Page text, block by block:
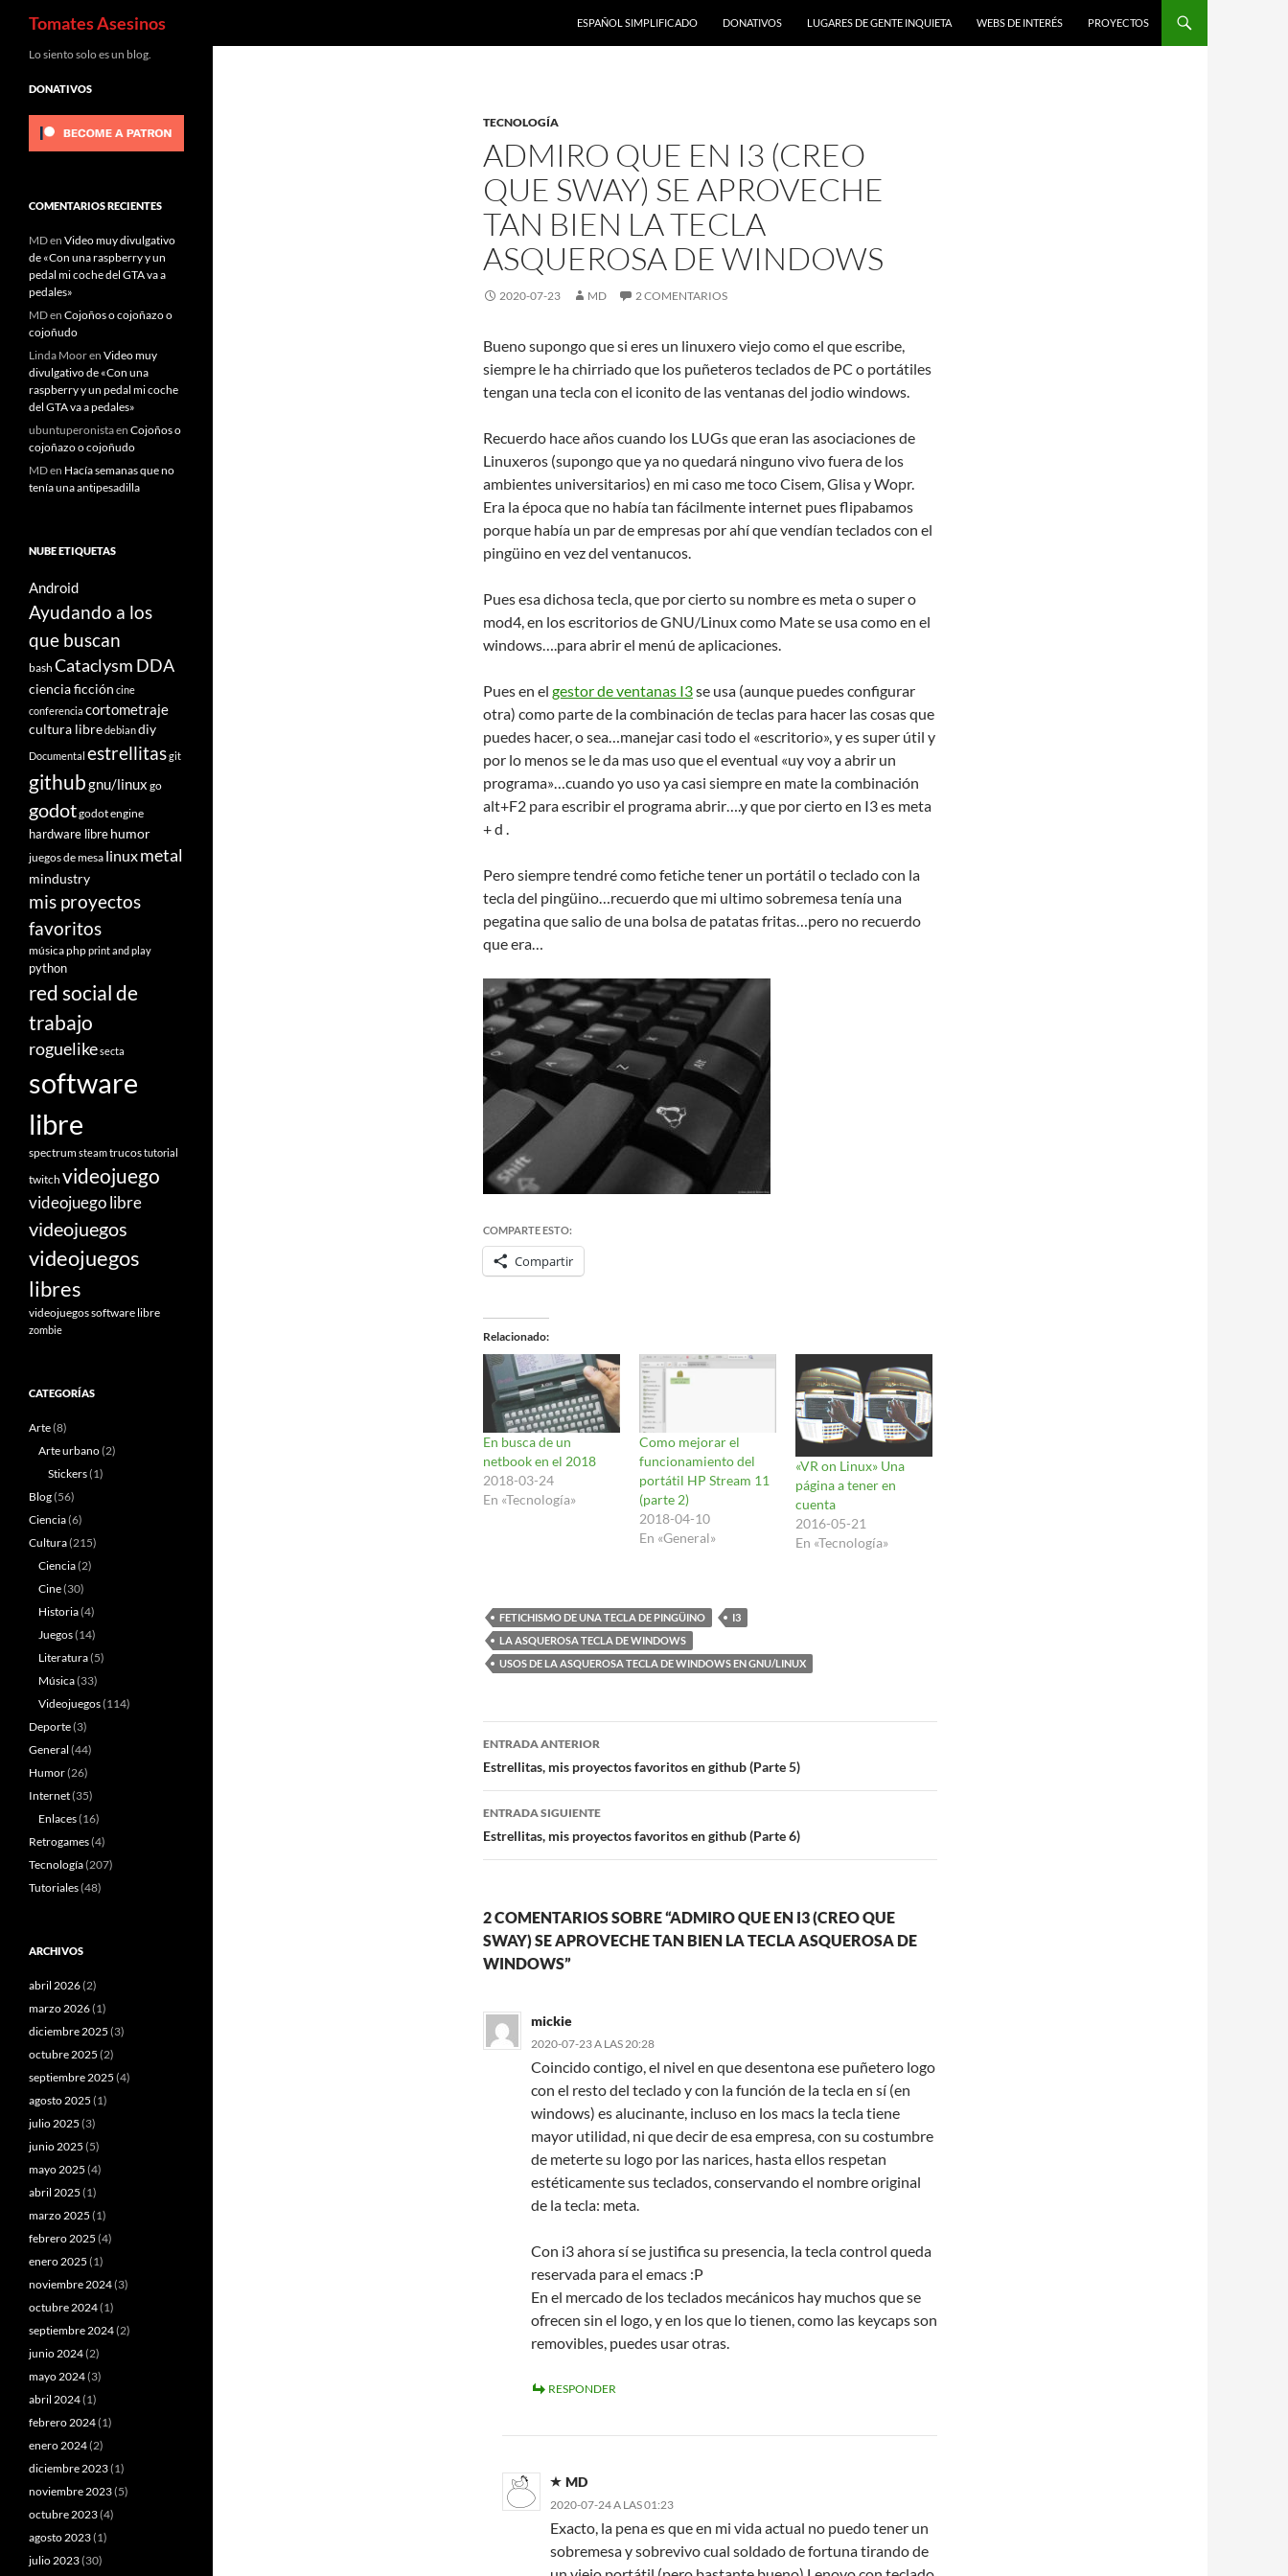
Saltar
Tomates Asesinos ESPAÑOL SIMPLIFICADO DONATIVOS LUGARES DE GENTE INQUIETA WEBS DE INTERÉS PROYECTOS
TECNOLOGÍA
ADMIRO QUE EN I3 (CREO
QUE SWAY) SE APROVECHE
TAN BIEN LA TECLA
ASQUEROSA DE WINDOWS
2020-07-23 MD 2 COMENTARIOS
Bueno supongo que si eres un linuxero viejo como el que escribe,
siempre le ha chirriado que los puñeteros teclados de PC o portátiles
tengan una tecla con el iconito de las ventanas del jodio windows.
Recuerdo hace años cuando los LUGs que eran las asociaciones de
Linuxeros (supongo que ya no quedará ninguno vivo fuera de los
ambientes universitarios) en mi caso me toco Cisem, Glisa y Wopr.
Era la época que no había tan fácilmente internet pues flipabamos
porque había un par de empresas por ahí que vendían teclados con el
pingüino en vez del ventanucos.
Pues esa dichosa tecla, que por cierto su nombre es meta o super o
mod4, en los escritorios de GNU/Linux como Mate se usa como en el
windows….para abrir el menú de aplicaciones.
Pues en el gestor de ventanas I3se usa (aunque puedes configurar
otra) como parte de la combinación de teclas para hacer las cosas que
puedes hacer, o sea…manejar casi todo el «escritorio», y es super útil y
por lo menos se le da mas uso que el eventual «uy voy a abrir un
programa»…cuando yo uso ya casi siempre en mate la combinación
alt+F2 para escribir el programa abrir….y que por cierto en I3 es meta
+ d .
Pero siempre tendré como fetiche tener un portátil o teclado con la
tecla del pingüino…recuerdo que mi ultimo sobremesa tenía una
pegatina que salio de una bolsa de patatas fritas…pero no recuerdo
que era…
COMPARTE ESTO:
Compartir
Relacionado
En busca de un
netbook en el 2018
2018-03-24
En «Tecnología»
Como mejorar el
funcionamiento del
portátil HP Stream 11
(parte 2)
2018-04-10
En «General»
«VR on Linux» Una
página a tener en
cuenta
2016-05-21
En «Tecnología»
FETICHISMO DE UNA TECLA DE PINGÜINO
I3
LA ASQUEROSA TECLA DE WINDOWS
USOS DE LA ASQUEROSA TECLA DE WINDOWS EN GNU/LINUX
Navegación
de
entradas
ENTRADA ANTERIOR
Estrellitas, mis proyectos favoritos en github (Parte 5)
ENTRADA SIGUIENTE
Estrellitas, mis proyectos favoritos en github (Parte 6)
2 COMENTARIOS SOBRE “ADMIRO QUE EN I3 (CREO QUE
SWAY) SE APROVECHE TAN BIEN LA TECLA ASQUEROSA DE
WINDOWS”
mickie
2020-07-23 A LAS 20:28
Coincido contigo, el nivel en que desentona ese puñetero logo
con el resto del teclado y con la función de la tecla en sí (en
windows) es alucinante, incluso en los macs la tecla tiene
mayor utilidad, ni que decir de esa empresa, con su costumbre
de meterte su logo por las narices, hasta ellos respetan
estéticamente sus teclados, conservando el nombre original
de la tecla: meta.
Con i3 ahora sí se justifica su presencia, la tecla control queda
reservada para el emacs :P
En el mercado de los teclados mecánicos hay muchos que se
ofrecen sin el logo, y en los que lo tienen, como las keycaps son
removibles, puedes usar otras.
RESPONDER
MD
2020-07-24 A LAS 01:23
Exacto, la pena es que en mi vida actual no puedo tener un
sobremesa y sobrevivo cual soldado de fortuna tirando de
Lo siento solo es un blog.
DONATIVOS
COMENTARIOS RECIENTES
MDen Video muy divulgativo
de «Con una raspberry y un
pedal mi coche del GTA va a
pedales»
MDen Cojoños o cojoñazo o
cojoñudo
Linda Mooren Video muy
divulgativo de «Con una
raspberry y un pedal mi coche
del GTA va a pedales»
ubuntuperonistaen Cojoños o
cojoñazo o cojoñudo
MDen Hacía semanas que no
tenía una antipesadilla
NUBE ETIQUETAS
Android
Ayudando a los
que buscan
bash Cataclysm DDA
ciencia ficción cine
conferencia cortometraje
cultura libredebiandiy
Documental estrellitasgit
githubgnu/linux go
godotgodot engine
hardware librehumor
juegos de mesa linuxmetal
mindustry
mis proyectos
favoritos
músicaphpprint and play
python
red social de
trabajo
roguelikesecta
software
libre
spectrumsteamtrucostutorial
twitch videojuego
videojuego libre
videojuegos
videojuegos
libres
videojuegos software libre
zombie
CATEGORÍAS
Arte(8)
Arte urbano(2)
Stickers(1)
Blog(56)
Ciencia(6)
Cultura(215)
Ciencia(2)
Cine(30)
Historia(4)
Juegos(14)
Literatura(5)
Música(33)
Videojuegos(114)
Deporte(3)
General (44)
Humor(26)
Internet(35)
Enlaces(16)
Retrogames(4)
Tecnología(207)
Tutoriales(48)
ARCHIVOS
abril 2026(2)
marzo 2026(1)
diciembre 2025 (3)
octubre 2025 (2)
septiembre 2025 (4)
agosto 2025 (1)
julio 2025 (3)
junio 2025 (5)
mayo 2025 (4)
abril 2025 (1)
marzo 2025 (1)
febrero 2025 (4)
enero 2025 (1)
noviembre 2024(3)
octubre 2024(1)
septiembre 2024(2)
junio 2024(2)
mayo 2024(3)
abril 2024(1)
febrero 2024(1)
enero 2024(2)
diciembre 2023(1)
noviembre 2023(5)
octubre 2023(4)
agosto 2023(1)
julio 2023(30)